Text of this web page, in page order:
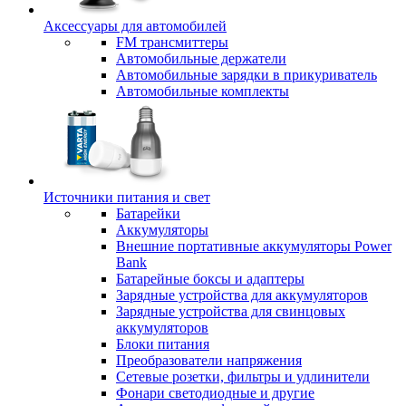
Аксессуары для автомобилей
FM трансмиттеры
Автомобильные держатели
Автомобильные зарядки в прикуриватель
Автомобильные комплекты
Источники питания и свет
Батарейки
Аккумуляторы
Внешние портативные аккумуляторы Power
Bank
Батарейные боксы и адаптеры
Зарядные устройства для аккумуляторов
Зарядные устройства для свинцовых
аккумуляторов
Блоки питания
Преобразователи напряжения
Сетевые розетки, фильтры и удлинители
Фонари светодиодные и другие